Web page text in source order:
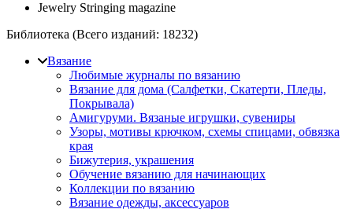
Jewelry Stringing magazine
Библиотека (Всего изданий: 18232)
Вязание
Любимые журналы по вязанию
Вязание для дома (Салфетки, Скатерти, Пледы,
Покрывала)
Амигуруми. Вязаные игрушки, сувениры
Узоры, мотивы крючком, схемы спицами, обвязка
края
Бижутерия, украшения
Обучение вязанию для начинающих
Коллекции по вязанию
Вязание одежды, аксессуаров